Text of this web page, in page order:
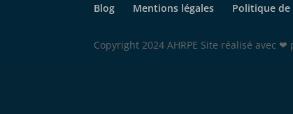
Blog Mentions légales Politique
Copyright 2024 AHRPE Site réalisé avec ❤